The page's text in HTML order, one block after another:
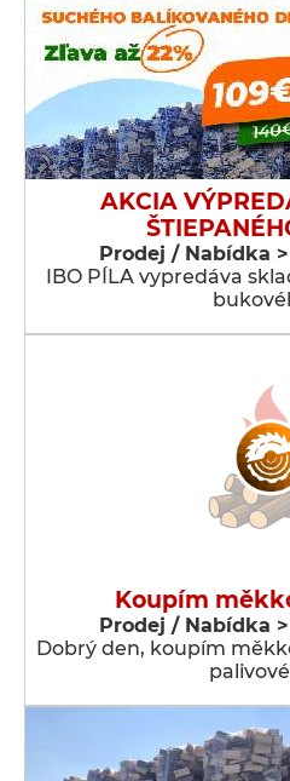
AKCIA
Prodej / Nabídka
IBO PÍLA vypredáva
Koupím
Prodej / Nabídka
Dobrý den, koupím